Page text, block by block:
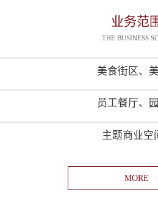
业务范
THE BUSINESS
美食街区、
员工餐厅、
主题商业空
MORE